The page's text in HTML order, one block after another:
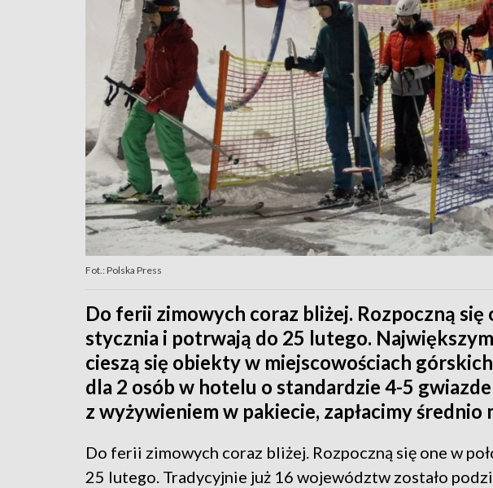
Fot.: Polska Press
Do ferii zimowych coraz bliżej. Rozpoczną się
stycznia i potrwają do 25 lutego.
cieszą się obiekty w miejscowościach
dla 2 osób w hotelu o standardzie 4-5
z wyżywieniem w pakiecie, zapłacimy średnio
Do ferii zimowych coraz bliżej. Rozpoczną się one w
25 lutego. Tradycyjnie już 16 województw zostało